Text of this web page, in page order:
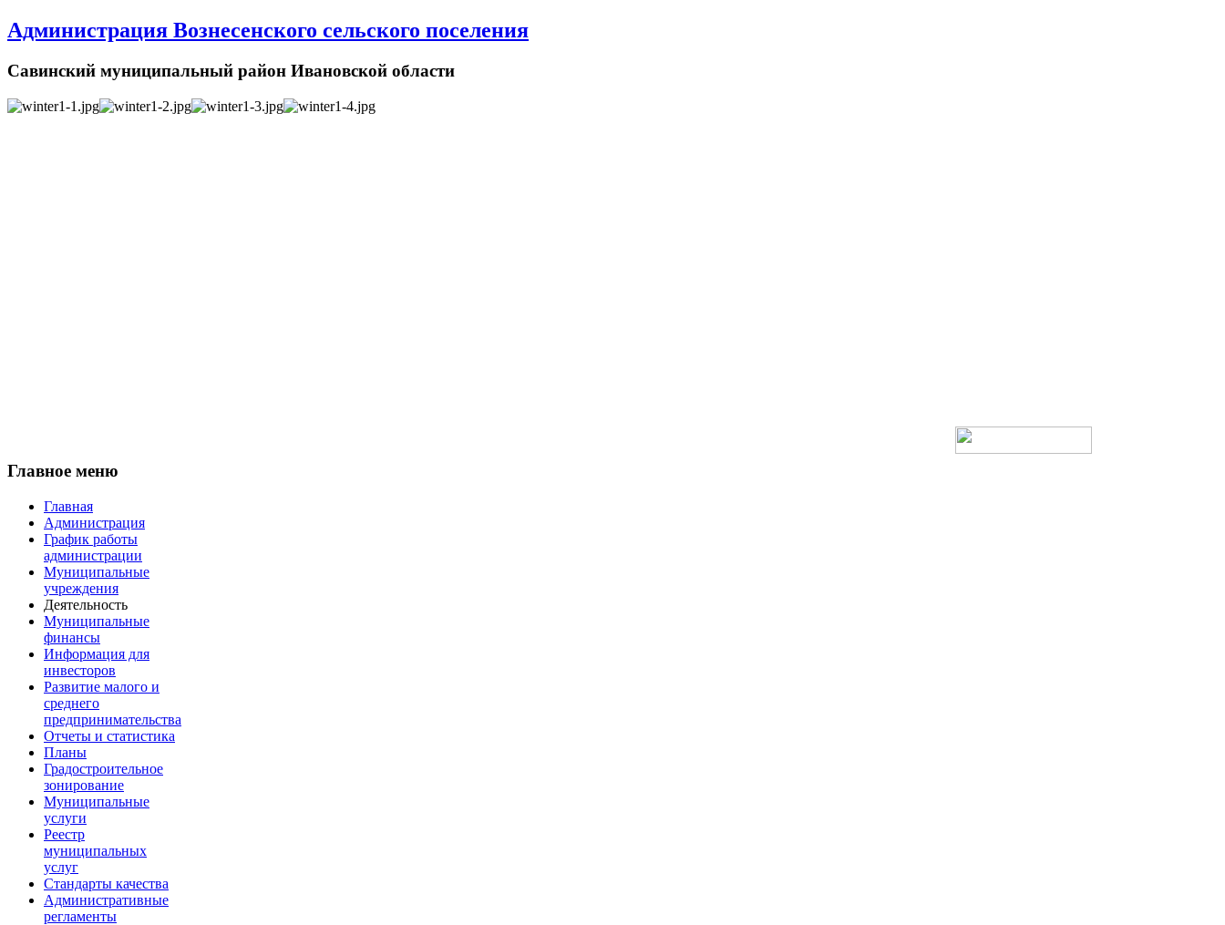
Администрация Вознесенского сельского поселения
Савинский муниципальный район Ивановской области
Главное меню
Главная
Администрация
График работы
администрации
Муниципальные
учреждения
Деятельность
Муниципальные
финансы
Информация для
инвесторов
Развитие малого и
среднего
предпринимательства
Отчеты и статистика
Планы
Градостроительное
зонирование
Муниципальные
услуги
Реестр
муниципальных
услуг
Стандарты качества
Административные
регламенты